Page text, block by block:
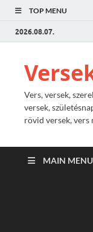
TOP MENU
2026.08.07.
Vers, versek,
versek,
rövid versek, vers
MAIN MENU